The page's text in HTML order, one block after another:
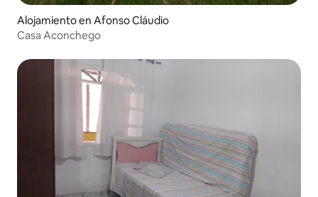
Alojamiento en Afonso Cláudio
Casa Aconchego